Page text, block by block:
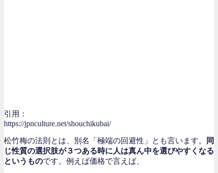
引用：
https://jpnculture.net/shouchikubai/
松竹梅の法則とは、別名「極端の回避性」とも言います。
同
じ性質の選択肢が３つある時に人は真ん中を選びやすくなる
というものです。例えば価格で言えば、